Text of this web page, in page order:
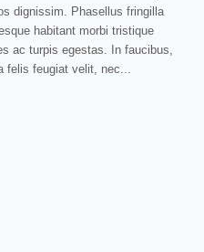
dignissim. Phasellus fringilla
habitant morbi tristique
ac turpis egestas. In faucibus,
felis feugiat velit, nec...